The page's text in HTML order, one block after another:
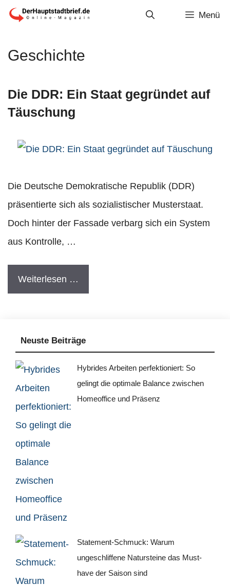
Zum
Menü
Geschichte
Die DDR: Ein Staat gegründet auf
Täuschung
Die Deutsche Demokratische Republik (DDR)
präsentierte sich als sozialistischer Musterstaat.
Doch hinter der Fassade verbarg sich ein System
aus Kontrolle, …
Weiterlesen …
Neuste Beiträge
Hybrides Arbeiten perfektioniert: So
gelingt die optimale Balance zwischen
Homeoffice und Präsenz
Statement-Schmuck: Warum
ungeschliffene Natursteine das Must-
have der Saison sind